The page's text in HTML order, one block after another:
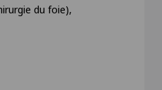
du foie),